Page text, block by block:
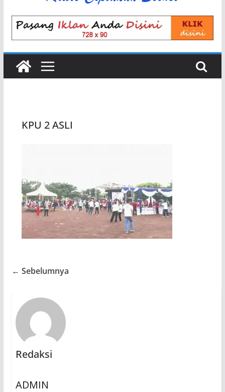
KPU 2 ASLI
← Sebelumnya
Redaksi
ADMIN